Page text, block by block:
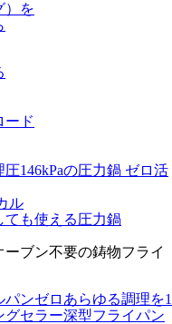
）を
ード
146kPaの圧力鍋 ゼロ活
ル
ても使える圧力鍋
ブン不要の鋳物フライ
パンゼロ あらゆる調理を1
グセラー深型フライパン